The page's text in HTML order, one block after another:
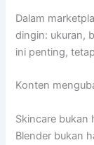
Dalam
dingin: ukuran,
ini penting,
Konten
Skincare bukan
Blender bukan